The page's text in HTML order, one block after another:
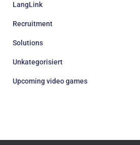
LangLink
Recruitment
Solutions
Unkategorisiert
Upcoming video games